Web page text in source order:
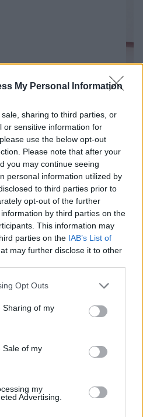
My Personal Information
sharing to third parties, or
or sensitive information for
use the below opt-out
Please note that after your
you may continue seeing
personal information utilized by
to third parties prior to
opt-out of the further
by third parties on the
This information may
parties on the IAB’s List of
may further disclose it to other
app uses one or more Google
behaviour. You may click to
and its third-party tags to
purposes in below Google
Opt Outs
Sharing of my
Sale of my
my
Advertising.
Ralph Lauren
τα νέα για τα
διάσημα πρόσωπα.